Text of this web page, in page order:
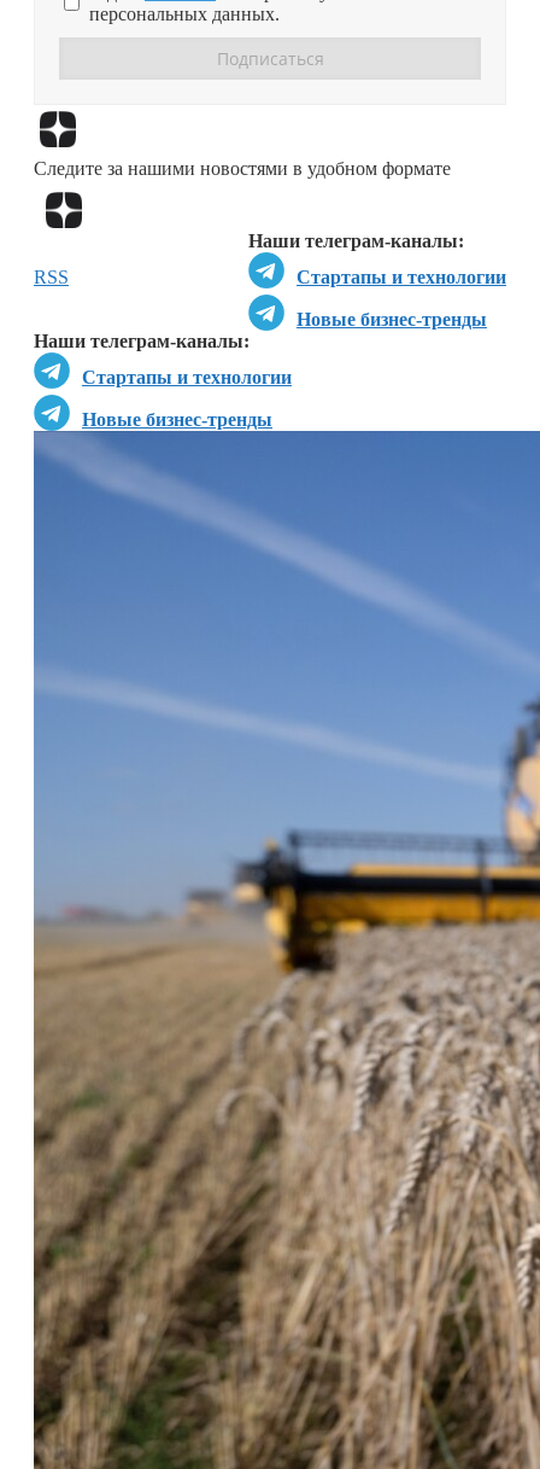
персональных данных.
Следите за нашими новостями в удобном формате
Наши телеграм-каналы:
Стартапы и технологии
Новые бизнес-тренды
Наши телеграм-каналы:
Стартапы и технологии
Новые бизнес-тренды
RSS